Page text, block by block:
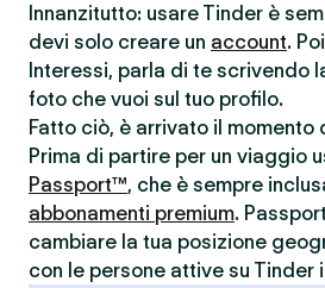
Innanzitutto: usare Tinder è
devi solo creare un account.
Interessi, parla di te scrivendo
foto che vuoi sul tuo profilo.
Fatto ciò, è arrivato il momento
Prima di partire per un viaggio
Passport™, che è sempre
abbonamenti premium.
cambiare la tua posizione
con le persone attive su Tinder